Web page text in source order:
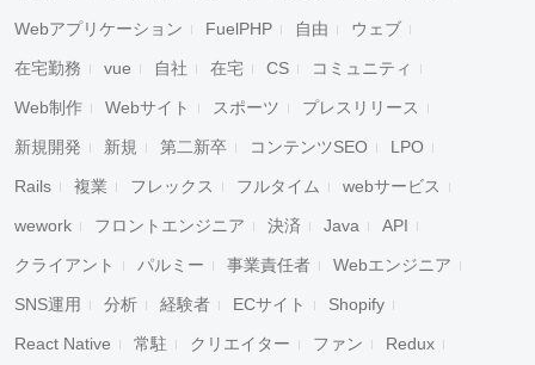
Webアプリケーション FuelPHP 自由 ウェブ
在宅勤務 vue 自社 在宅 CS コミュニティ
Web制作 Webサイト スポーツ プレスリリース
新規開発 新規 第二新卒 コンテンツSEO LPO
Rails 複業 フレックス フルタイム webサービス
wework フロントエンジニア 決済 Java API
クライアント パルミー 事業責任者 Webエンジニア
SNS運用 分析 経験者 ECサイト Shopify
React Native 常駐 クリエイター ファン Redux